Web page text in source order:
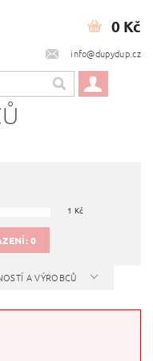
info@dupydup.cz
0 Kč
1 Kč
0
A VÝROBCŮ